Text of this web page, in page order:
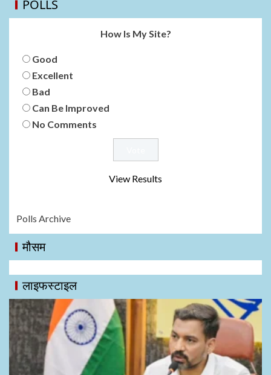
POLLS
How Is My Site?
Good
Excellent
Bad
Can Be Improved
No Comments
View Results
Polls Archive
मौसम
लाइफस्टाइल